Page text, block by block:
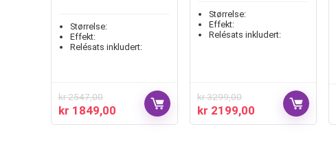
Størrelse:
Effekt:
Relésats inkludert:
kr2547,00
kr 1849,00
Størrelse:
Effekt:
Relésats inkludert:
kr3299,00
kr 2199,00